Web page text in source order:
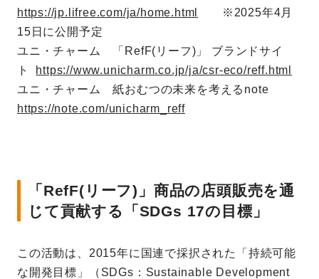
https://jp.lifree.com/ja/home.html
※2025年4月
15日に公開予定
ユニ・チャーム 「RefF(リーフ)」 ブランドサイ
ト https://www.unicharm.co.jp/ja/csr-eco/reff.html
ユニ・チャーム 紙おむつの未来を考えるnote
https://note.com/unicharm_reff
「RefF(リーフ)」商品の店頭販売を通
じて貢献する「SDGs 17の目標」
この活動は、2015年に国連で採択された「持続可能
な開発目標」（SDGs：Sustainable Development